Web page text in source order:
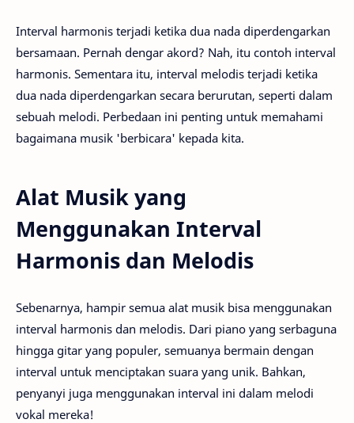
Interval harmonis terjadi ketika dua nada diperdengarkan
bersamaan. Pernah dengar akord? Nah, itu contoh interval
harmonis. Sementara itu, interval melodis terjadi ketika
dua nada diperdengarkan secara berurutan, seperti dalam
sebuah melodi. Perbedaan ini penting untuk memahami
bagaimana musik 'berbicara' kepada kita.
Alat Musik yang
Menggunakan Interval
Harmonis dan Melodis
Sebenarnya, hampir semua alat musik bisa menggunakan
interval harmonis dan melodis. Dari piano yang serbaguna
hingga gitar yang populer, semuanya bermain dengan
interval untuk menciptakan suara yang unik. Bahkan,
penyanyi juga menggunakan interval ini dalam melodi
vokal mereka!